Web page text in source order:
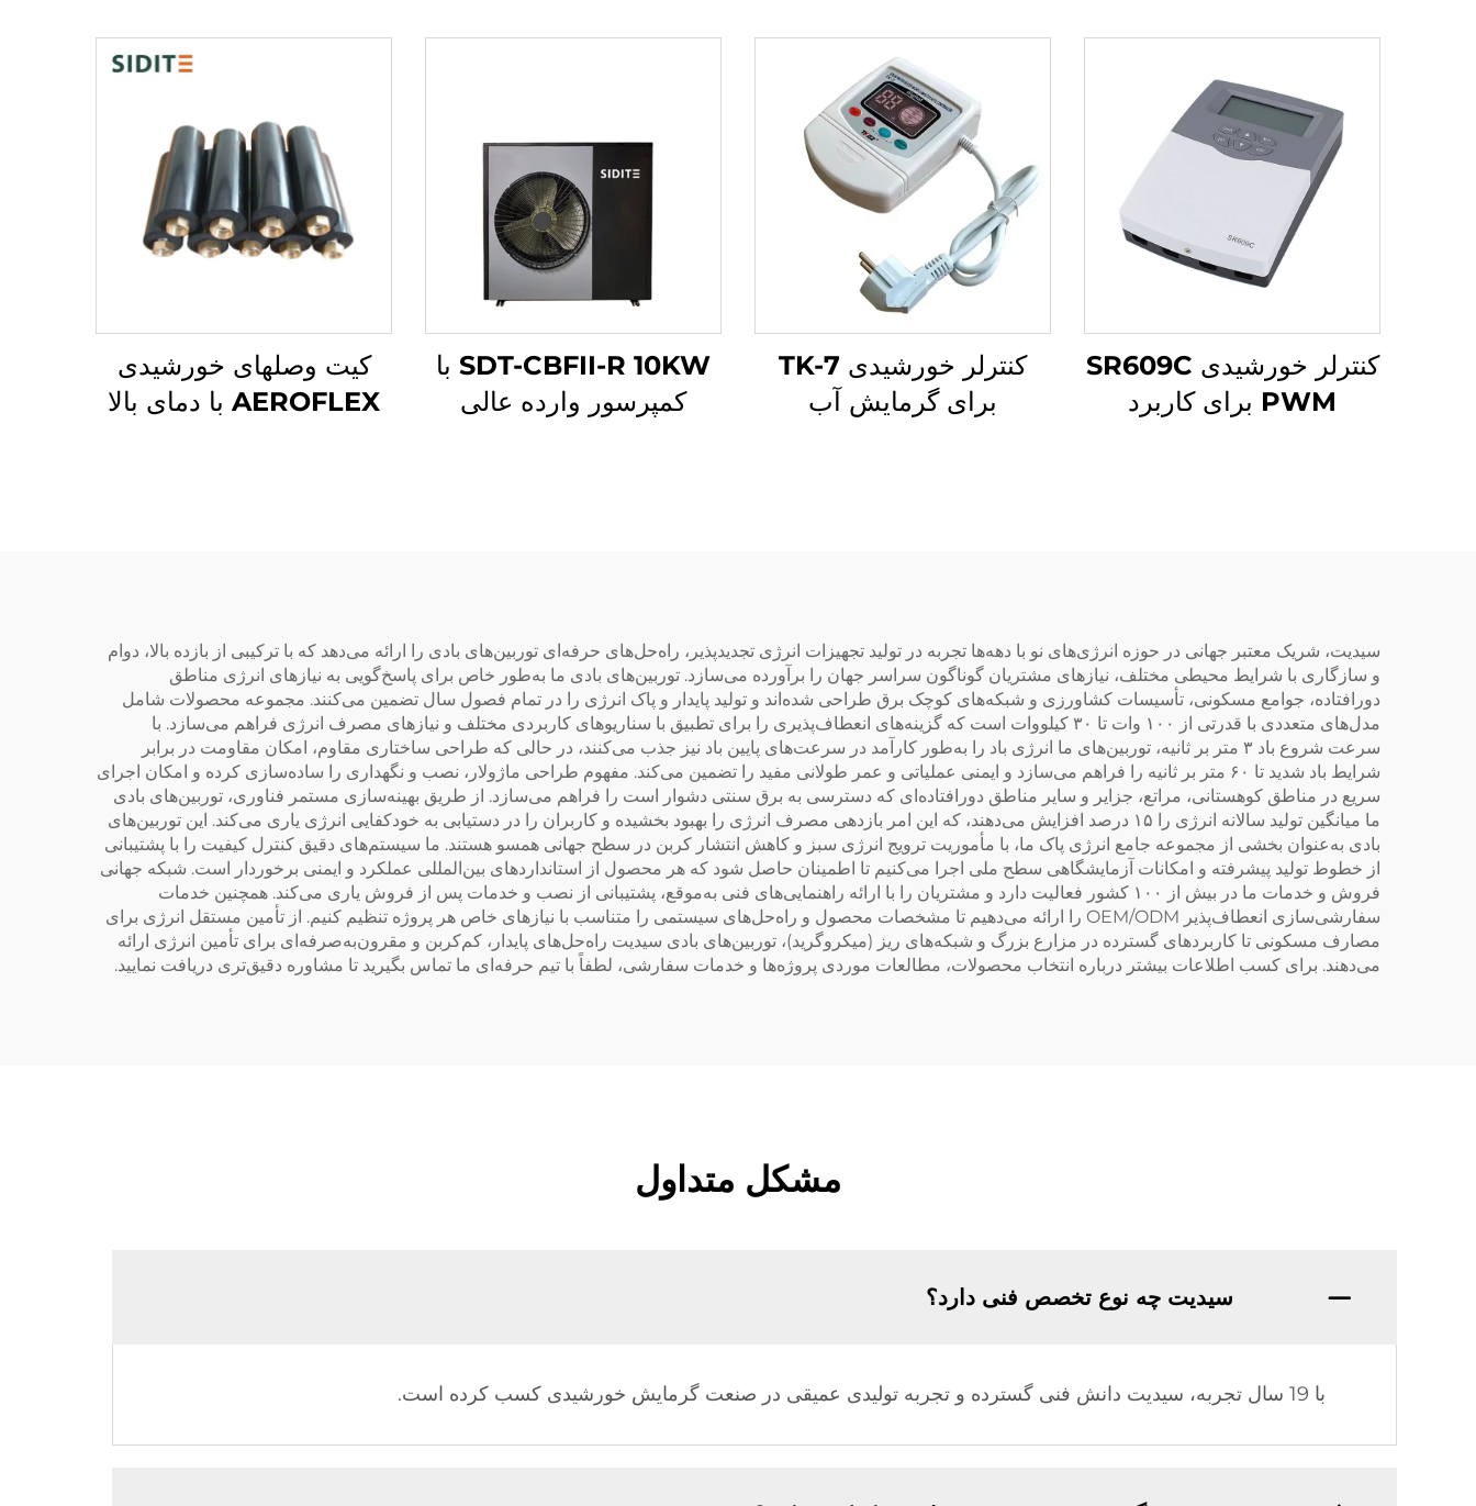
کنترلر خورشیدی SR609C
PWM برای کاربرد
کنترلر خورشیدی TK-7
برای گرمایش آب
SDT-CBFII-R 10KW با
کمپرسور وارده عالی
کیت وصلهای خورشیدی
AEROFLEX با دمای بالا
سیدیت، شریک معتبر جهانی در حوزه انرژی‌های نو با دهه‌ها تجربه در تولید تجهیزات انرژی تجدیدپذیر، راه‌حل‌های حرفه‌ای توربین‌های بادی را ارائه می‌دهد که با ترکیبی از بازده بالا، دوام
و سازگاری با شرایط محیطی مختلف، نیازهای مشتریان گوناگون سراسر جهان را برآورده می‌سازد. توربین‌های بادی ما به‌طور خاص برای پاسخ‌گویی به نیازهای انرژی مناطق
دورافتاده، جوامع مسکونی، تأسیسات کشاورزی و شبکه‌های کوچک برق طراحی شده‌اند و تولید پایدار و پاک انرژی را در تمام فصول سال تضمین می‌کنند. مجموعه محصولات شامل
مدل‌های متعددی با قدرتی از ۱۰۰ وات تا ۳۰ کیلووات است که گزینه‌های انعطاف‌پذیری را برای تطبیق با سناریوهای کاربردی مختلف و نیازهای مصرف انرژی فراهم می‌سازد. با
سرعت شروع باد ۳ متر بر ثانیه، توربین‌های ما انرژی باد را به‌طور کارآمد در سرعت‌های پایین باد نیز جذب می‌کنند، در حالی که طراحی ساختاری مقاوم، امکان مقاومت در برابر
شرایط باد شدید تا ۶۰ متر بر ثانیه را فراهم می‌سازد و ایمنی عملیاتی و عمر طولانی مفید را تضمین می‌کند. مفهوم طراحی ماژولار، نصب و نگهداری را ساده‌سازی کرده و امکان اجرای
سریع در مناطق کوهستانی، مراتع، جزایر و سایر مناطق دورافتاده‌ای که دسترسی به برق سنتی دشوار است را فراهم می‌سازد. از طریق بهینه‌سازی مستمر فناوری، توربین‌های بادی
ما میانگین تولید سالانه انرژی را ۱۵ درصد افزایش می‌دهند، که این امر بازدهی مصرف انرژی را بهبود بخشیده و کاربران را در دستیابی به خودکفایی انرژی یاری می‌کند. این توربین‌های
بادی به‌عنوان بخشی از مجموعه جامع انرژی پاک ما، با مأموریت ترویج انرژی سبز و کاهش انتشار کربن در سطح جهانی همسو هستند. ما سیستم‌های دقیق کنترل کیفیت را با پشتیبانی
از خطوط تولید پیشرفته و امکانات آزمایشگاهی سطح ملی اجرا می‌کنیم تا اطمینان حاصل شود که هر محصول از استانداردهای بین‌المللی عملکرد و ایمنی برخوردار است. شبکه جهانی
فروش و خدمات ما در بیش از ۱۰۰ کشور فعالیت دارد و مشتریان را با ارائه راهنمایی‌های فنی به‌موقع، پشتیبانی از نصب و خدمات پس از فروش یاری می‌کند. همچنین خدمات
سفارشی‌سازی انعطاف‌پذیر OEM/ODM را ارائه می‌دهیم تا مشخصات محصول و راه‌حل‌های سیستمی را متناسب با نیازهای خاص هر پروژه تنظیم کنیم. از تأمین مستقل انرژی برای
مصارف مسکونی تا کاربردهای گسترده در مزارع بزرگ و شبکه‌های ریز (میکروگرید)، توربین‌های بادی سیدیت راه‌حل‌های پایدار، کم‌کربن و مقرون‌به‌صرفه‌ای برای تأمین انرژی ارائه
می‌دهند. برای کسب اطلاعات بیشتر درباره انتخاب محصولات، مطالعات موردی پروژه‌ها و خدمات سفارشی، لطفاً با تیم حرفه‌ای ما تماس بگیرید تا مشاوره دقیق‌تری دریافت نمایید.
مشکل متداول
سیدیت چه نوع تخصص فنی دارد؟
با 19 سال تجربه، سیدیت دانش فنی گسترده و تجربه تولیدی عمیقی در صنعت گرمایش خورشیدی کسب کرده است.